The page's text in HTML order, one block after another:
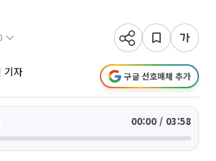
기자 구글 선호매체 추가
00:00 / 03:58